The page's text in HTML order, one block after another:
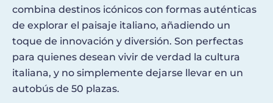
combina destinos icónicos con formas auténticas
de explorar el paisaje italiano, añadiendo un
toque de innovación y diversión. Son perfectas
para quienes desean vivir de verdad la cultura
italiana, y no simplemente dejarse llevar en un
autobús de 50 plazas.